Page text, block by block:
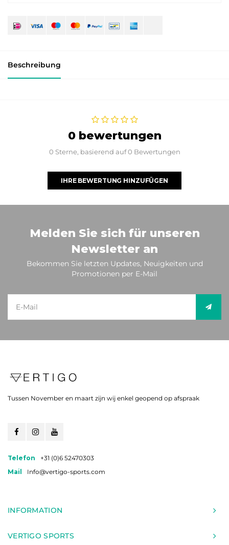
Beschreibung
0 bewertungen
0 Sterne, basierend auf 0 Bewertungen
IHRE BEWERTUNG HINZUFÜGEN
Melden Sie sich für unseren
Newsletter an
Bekommen Sie letzten Updates, Neuigkeiten und
Promotionen per E-Mail
Tussen November en maart zijn wij enkel geopend op afspraak
Telefon
+31 (0)6 52470303
Mail
Info@vertigo-sports.com
INFORMATION
VERTIGO SPORTS